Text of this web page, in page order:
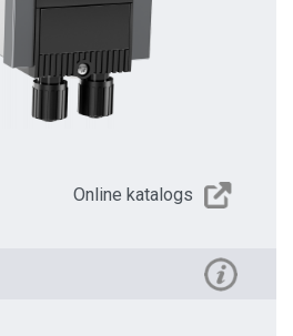
Online katalogs